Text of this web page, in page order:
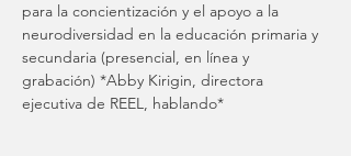
para la concientización y el apoyo a la
neurodiversidad en la educación primaria y
secundaria (presencial, en línea y
grabación) *Abby Kirigin, directora
ejecutiva de REEL, hablando*